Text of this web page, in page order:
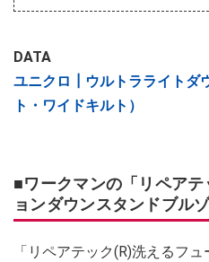
DATA
ユニクロ┃ウルトラライトダ
ト・ワイドキルト）
■ワークマンの「リペア
ョンダウンスタンドブル
「リペアテック(R)洗えるフ